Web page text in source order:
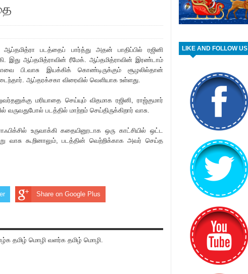
LIKE AND FOLLOW US
படத்தைப் பார்த்து அதன் பாதிப்பில் ர‌ஜினி
இது ஆப்தமித்ராவின் ‌‌‌ரீமேக். ஆப்தமித்ராவின் இரண்டாம்
பி.வாசு இயக்கிக் கொண்டிருக்கும் சூழலில்தான்
ஆப்தர‌க்சகா விரைவில் வெளியாக உள்ளது.
ம‌ரியாதை செய்யும் விதமாக ர‌ஜினி, ரா‌ஜ்குமார்
வருவதுபோல் படத்தில் மாற்றம் செய்திருக்கிறார் வாசு.
உருவாக்கி கதையினூடாக ஒரு காட்சியில் ஒட்ட
கூறினாலும், படத்தின் வெற்றிக்காக அவர் செய்த
Share on Google Plus
தமிழ் மொழி வளர்க தமிழ் மொழி.